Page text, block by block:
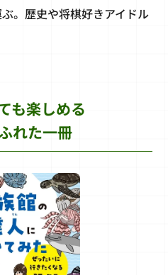
。歴史や将棋好きアイドル
も楽しめる
れた一冊